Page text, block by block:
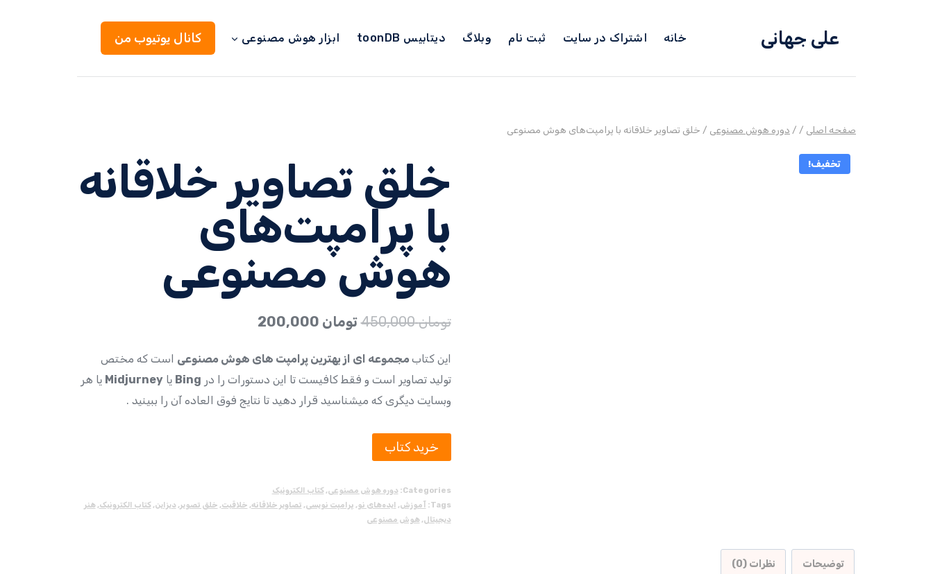
علی جهانی خانه اشتراک در سایت ثبت نام وبلاگ دیتابیس toonDB ابزار هوش مصنوعی کانال یوتیوب من
صفحه اصلی /
/ دوره هوش مصنوعی / خلق تصاویر خلاقانه با پرامپت‌های هوش مصنوعی
تخفیف!
خلق تصاویر خلاقانه
با پرامپت‌های
هوش مصنوعی
تومان450,000 تومان
این کتاب مجموعه ای از بهترین پرامپت های هوش مصنوعی است که مختص
تولید تصاویر است و فقط کافیست تا این دستورات را در Bing یاMidjurney یا هر
وبسایت دیگری که میشناسید قرار دهید تا نتایج فوق العاده آن را ببینید .
خرید کتاب
Categories: دوره هوش مصنوعی, کتاب الکترونیک
Tags:
آموزش, ایده‌های نو , پرامپت نویسی, تصاویر خلاقانه, خلاقیت, خلق تصویر , دیزاین, کتاب الکترونیک, هنر
دیجیتال, هوش مصنوعی
توضیحات نظرات (0)